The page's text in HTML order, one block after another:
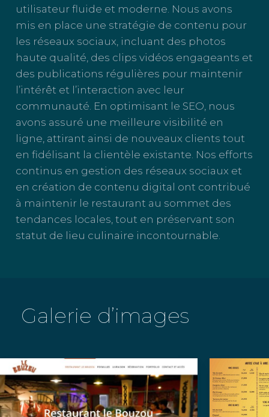
utilisateur fluide et moderne. Nous avons
mis en place une stratégie de contenu pour
les réseaux sociaux, incluant des photos
haute qualité, des clips vidéos engageants et
des publications régulières pour maintenir
l’intérêt et l’interaction avec leur
communauté. En optimisant le SEO, nous
avons assuré une meilleure visibilité en
ligne, attirant ainsi de nouveaux clients tout
en fidélisant la clientèle existante. Nos efforts
continus en gestion des réseaux sociaux et
en création de contenu digital ont contribué
à maintenir le restaurant au sommet des
tendances locales, tout en préservant son
statut de lieu culinaire incontournable.
Galerie d’images